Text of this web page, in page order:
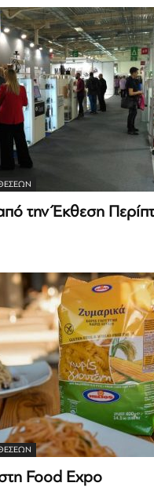
την Έκθεση
Food Expo